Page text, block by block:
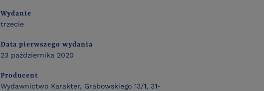
Wydanie
trzecie
Data pierwszego wydania
23 października 2020
Producent
Wydawnictwo Karakter, Grabowskiego 13/1, 31-